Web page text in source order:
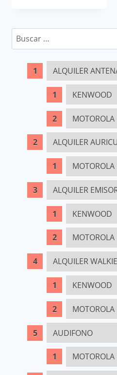
Buscar:
ALQUILER
KENWOOD
MOTOROLA
ALQUILER
MOTOROLA
ALQUILER
KENWOOD
MOTOROLA
ALQUILER
KENWOOD
MOTOROLA
AUDIFONO
MOTOROLA